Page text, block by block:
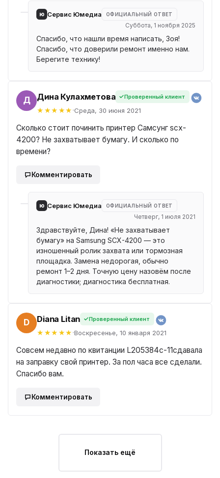
ю Сервис Юмедиа ОФИЦИАЛЬНЫЙ ОТВЕТ
Суббота, 1 ноября 2025
Спасибо, что нашли время написать, Зоя!
Спасибо, что доверили ремонт именно нам.
Берегите технику!
Дина Кулахметова Проверенный клиент
Среда, 30 июня 2021
Сколько стоит починить принтер Самсунг scx-
4200? Не захватывает бумагу. И сколько по
времени?
Комментировать
ю Сервис Юмедиа ОФИЦИАЛЬНЫЙ ОТВЕТ
Четверг, 1 июля 2021
Здравствуйте, Дина! «Не захватывает
бумагу» на Samsung SCX-4200 — это
изношенный ролик захвата или тормозная
площадка. Замена недорогая, обычно
ремонт 1–2 дня. Точную цену назовём после
диагностики; диагностика бесплатная.
Diana Litan Проверенный клиент
Воскресенье, 10 января 2021
Совсем недавно по квитанции L205384c-11сдавала
на заправку свой принтер. За пол часа все сделали.
Спасибо вам.
Комментировать
Показать ещё